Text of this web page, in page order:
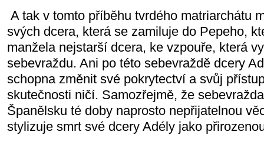
A tak v tomto příběhu tvrdého matriarchátu
svých dcera, která se zamiluje do Pepeho,
manžela nejstarší dcera, ke vzpouře, která
sebevraždu. Ani po této sebevraždě dcery
schopna změnit své pokrytectví a svůj
skutečnosti ničí. Samozřejmě, že
Španělsku té doby naprosto nepřijatelnou
stylizuje smrt své dcery Adély jako